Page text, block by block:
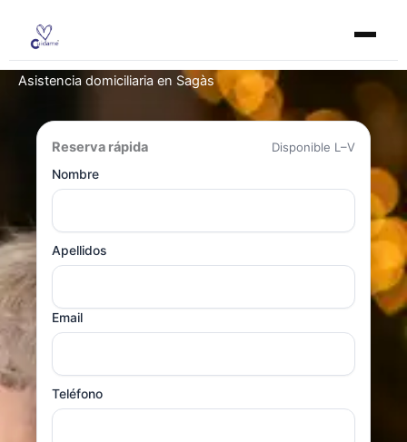
contenido
Asistencia domiciliaria en Sagàs
Reserva rápida
Disponible L–V
Nombre
Apellidos
Email
Teléfono